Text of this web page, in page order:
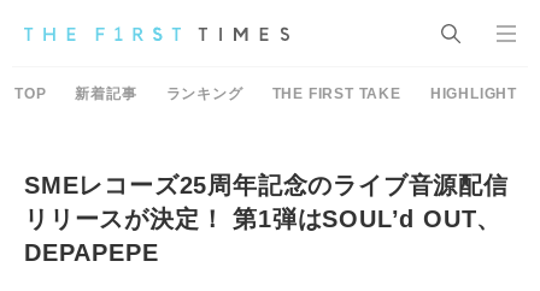
TOP 新着記事 ランキング THE FIRST TAKE HIGHLIGHT
SMEレコーズ25周年記念のライブ音源配信
リリースが決定！ 第1弾はSOUL’d OUT、
DEPAPEPE